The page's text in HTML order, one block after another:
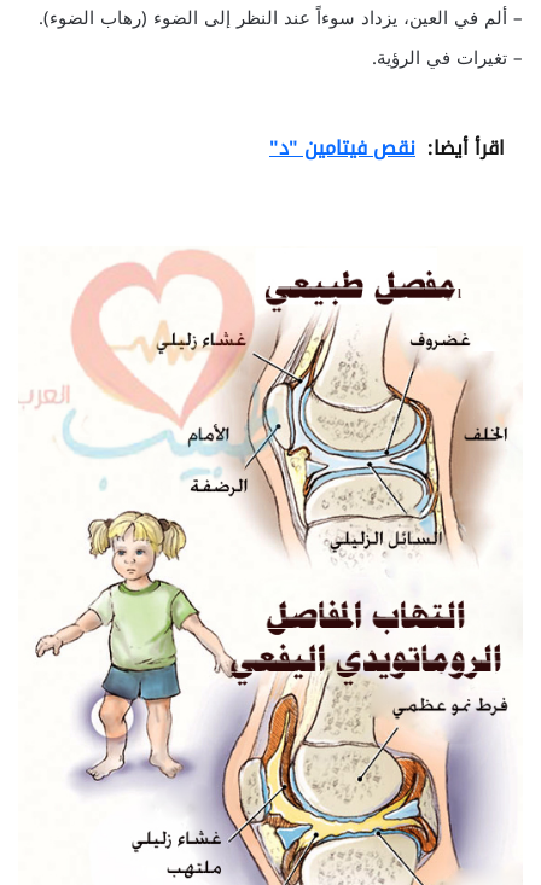
– ألم في العين، يزداد سوءاً عند النظر إلى الضوء (رهاب الضوء).
– تغيرات في الرؤية.
اقرأ أيضا: نقص فيتامين "د"